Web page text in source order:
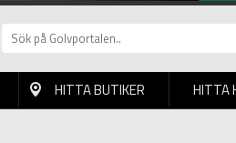
HITTA BUTIKER HITTA